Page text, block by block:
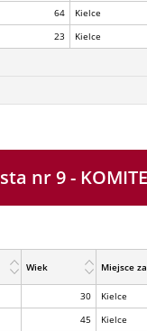
64 Kielce
23 Kielce
nr 9 -
Wiek Miejsce
30 Kielce
45 Kielce